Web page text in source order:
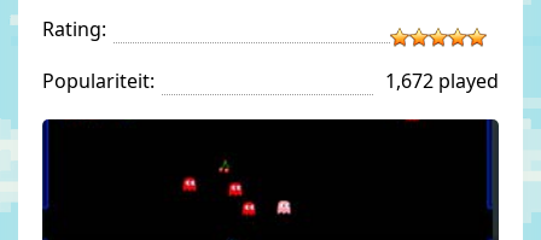
Rating:
Populariteit:
1,672 played